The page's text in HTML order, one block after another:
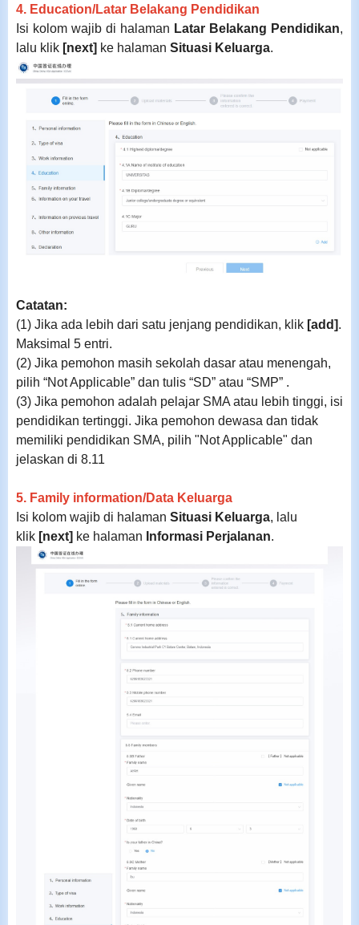
4. Education/Latar Belakang Pendidikan
Isi kolom wajib di halaman Latar Belakang Pendidikan,
lalu klik [next] ke halaman Situasi Keluarga.
Catatan:
(1) Jika ada lebih dari satu jenjang pendidikan, klik [add].
Maksimal 5 entri.
(2) Jika pemohon masih sekolah dasar atau menengah,
pilih “Not Applicable” dan tulis “SD” atau “SMP” .
(3) Jika pemohon adalah pelajar SMA atau lebih tinggi, isi
pendidikan tertinggi. Jika pemohon dewasa dan tidak
memiliki pendidikan SMA, pilih "Not Applicable" dan
jelaskan di 8.11
5. Family information/Data Keluarga
Isi kolom wajib di halaman Situasi Keluarga, lalu
klik [next] ke halaman Informasi Perjalanan.